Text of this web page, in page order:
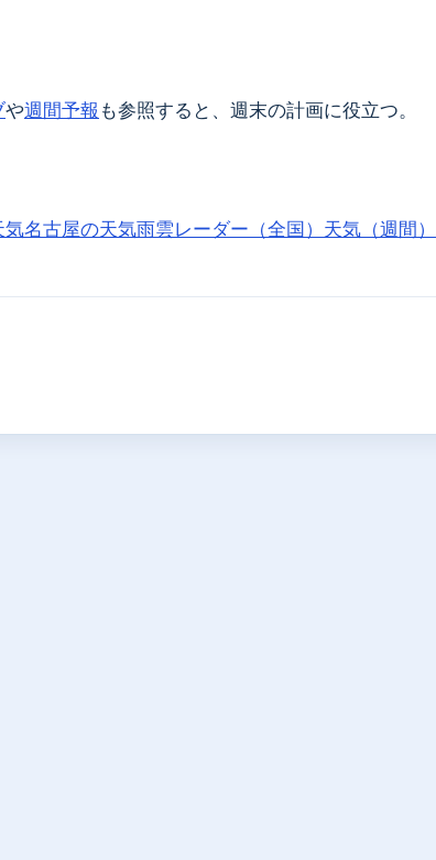
や週間予報 も参照すると、週末の計画に役立つ。
気名古屋の天気雨雲レーダー（全国） 天気（週間）